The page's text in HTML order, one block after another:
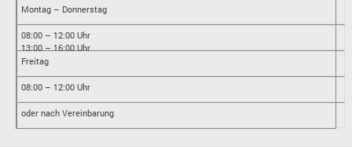
Montag – Donnerstag
08:00 – 12:00 Uhr
13:00 – 16:00 Uhr
Freitag
08:00 – 12:00 Uhr
oder nach Vereinbarung